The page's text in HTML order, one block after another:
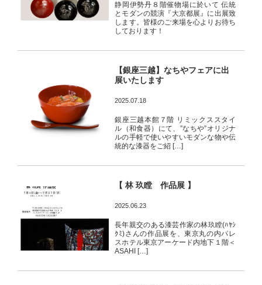
静岡伊勢丹８階催物場に於いて 伝統
とモダンの競演『大京都展』に出展致
します。皆様のご来場を心よりお待ち
しております！
【銀座三越】なちやフェアに出
展いたします
2025.07.18
銀座三越本館７階 リミックススタイ
ル（和食器）にて、”なちや”オリジナ
ルの手軽で使いやすいモダンな物や伝
統的な漆器をご紹 […]
【 林 玖瞠 作品展 】
2025.06.23
長年親交のある漆芸作家の林玖瞠(ﾊﾔｼ
ｸﾐ)さんの作品展を、東京丸の内パレ
スホテル東京アーケード内地下１階＜
ASAHI […]